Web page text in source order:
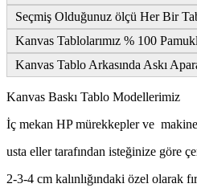
Seçmiş Olduğunuz ölçü Her Bir
Kanvas Tablolarımız % 100
Kanvas Tablo Arkasında Askı
Kanvas Baskı Tablo Modellerimiz
İç mekan HP mürekkepler ve
usta eller tarafından isteğinize göre
2-3-4 cm kalınlığındaki özel olarak